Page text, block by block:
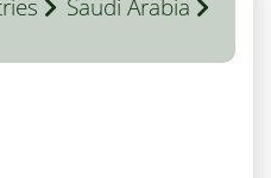
Saudi Arabia